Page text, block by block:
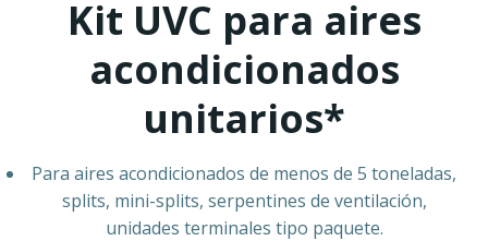
Kit UVC para aires
acondicionados
unitarios*
Para aires acondicionados de menos de 5 toneladas,
splits, mini-splits, serpentines de ventilación,
unidades terminales tipo paquete.